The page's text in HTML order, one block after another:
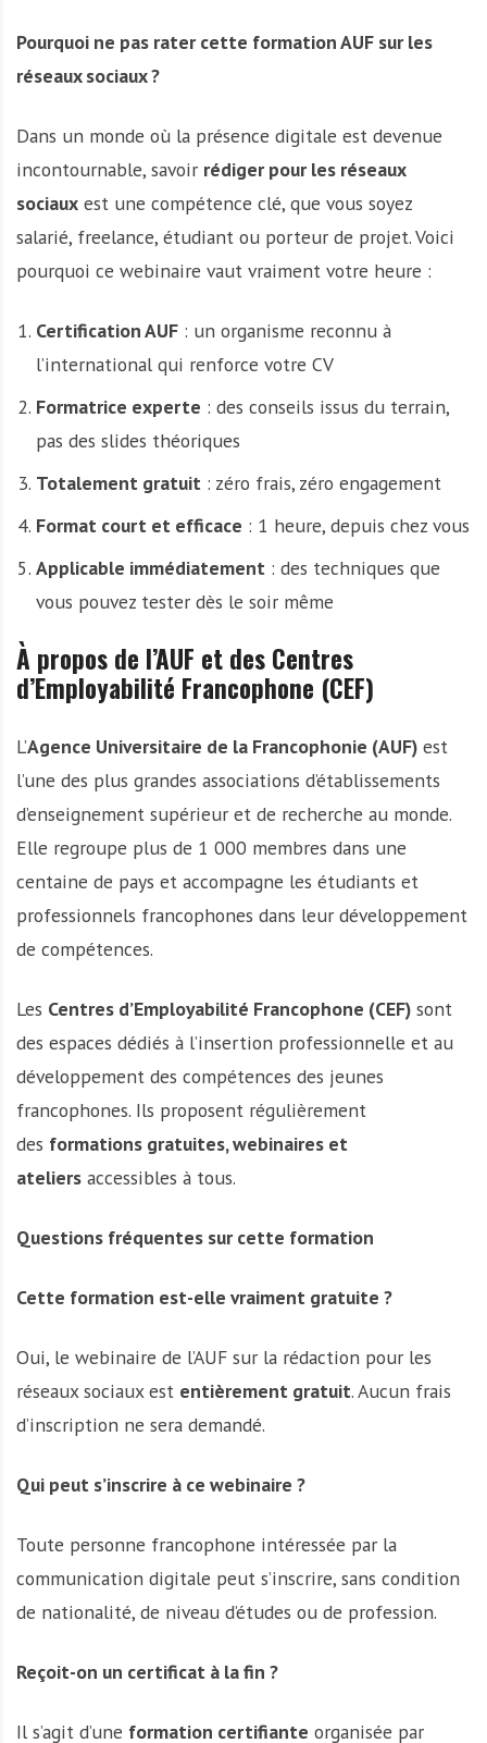
Pourquoi ne pas rater cette formation AUF sur les
réseaux sociaux ?
Dans un monde où la présence digitale est devenue
incontournable, savoir rédiger pour les réseaux
sociaux est une compétence clé, que vous soyez
salarié, freelance, étudiant ou porteur de projet. Voici
pourquoi ce webinaire vaut vraiment votre heure :
Certification AUF: un organisme reconnu à
l’international qui renforce votre CV
Formatrice experte : des conseils issus du terrain,
pas des slides théoriques
Totalement gratuit: zéro frais, zéro engagement
Format court et efficace : 1 heure, depuis chez vous
Applicable immédiatement: des techniques que
vous pouvez tester dès le soir même
À propos de l’AUF et des Centres
d’Employabilité Francophone (CEF)
L’Agence Universitaire de la Francophonie (AUF) est
l’une des plus grandes associations d’établissements
d’enseignement supérieur et de recherche au monde.
Elle regroupe plus de 1 000 membres dans une
centaine de pays et accompagne les étudiants et
professionnels francophones dans leur développement
de compétences.
Les Centres d’Employabilité Francophone (CEF) sont
des espaces dédiés à l’insertion professionnelle et au
développement des compétences des jeunes
francophones. Ils proposent régulièrement
des formations gratuites, webinaires et
ateliers accessibles à tous.
Questions fréquentes sur cette formation
Cette formation est-elle vraiment gratuite ?
Oui, le webinaire de l’AUF sur la rédaction pour les
réseaux sociaux est entièrement gratuit. Aucun frais
d’inscription ne sera demandé.
Qui peut s’inscrire à ce webinaire ?
Toute personne francophone intéressée par la
communication digitale peut s’inscrire, sans condition
de nationalité, de niveau d’études ou de profession.
Reçoit-on un certificat à la fin ?
Il s’agit d’une formation certifiante organisée par